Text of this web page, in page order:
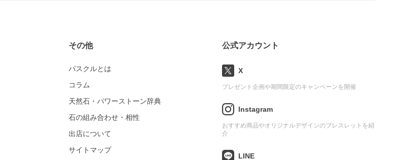
その他
パスクルとは
コラム
天然石・パワーストーン辞典
石の組み合わせ・相性
出店について
サイトマップ
公式アカウント
X
プレゼント企画や期間限定のキャンペーンを開催
Instagram
おすすめ商品やオリジナルデザインのブレスレットを紹
介
LINE